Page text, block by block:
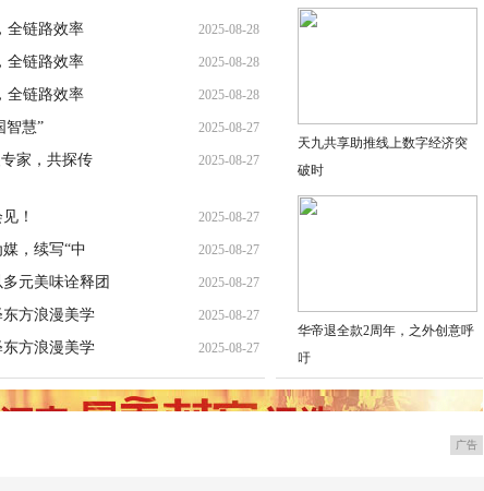
全链路效率 2025-08-28
全链路效率 2025-08-28
全链路效率 2025-08-28
智慧” 2025-08-27
家，共探传 2025-08-27
！ 2025-08-27
，续写“中 2025-08-27
元美味诠释团 2025-08-27
方浪漫美学 2025-08-27
方浪漫美学 2025-08-27
天九共享助推线上数字经济突
破时
华帝退全款2周年，之外创意呼
吁
广告